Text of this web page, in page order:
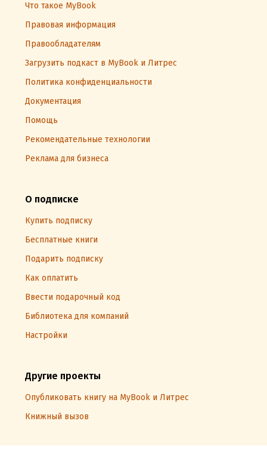
Что такое MyBook
Правовая информация
Правообладателям
Загрузить подкаст в MyBook и Литрес
Политика конфиденциальности
Документация
Помощь
Рекомендательные технологии
Реклама для бизнеса
О подписке
Купить подписку
Бесплатные книги
Подарить подписку
Как оплатить
Ввести подарочный код
Библиотека для компаний
Настройки
Другие проекты
Опубликовать книгу на MyBook и Литрес
Книжный вызов